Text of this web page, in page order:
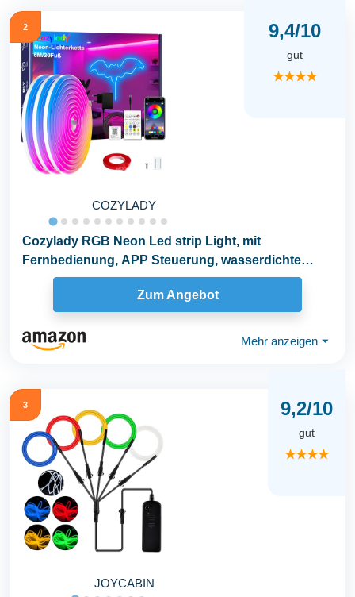
2
COZYLADY
9,4/10
gut
★★★★
Cozylady RGB Neon Led strip Light, mit
Fernbedienung, APP Steuerung, wasserdichte
flexible Rgb...
Zum Angebot
Mehr anzeigen ⏷
3
JOYCABIN
9,2/10
gut
★★★★